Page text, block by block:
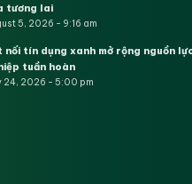
tương lai
5, 2026 - 9:16 am
nối tín dụng xanh mở rộng nguồn
tuần hoàn
24, 2026 - 5:00 pm